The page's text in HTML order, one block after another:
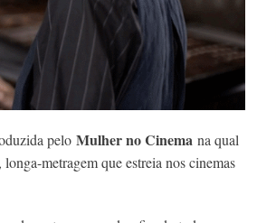
pelo Mulher no Cinema na qual
, longa-metragem que estreia nos cinemas